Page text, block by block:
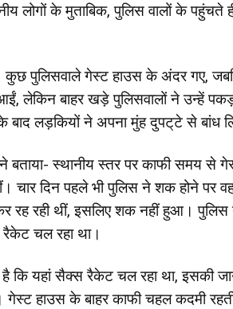
लोगों के मुताबिक, पुलिस वालों के
कुछ पुलिसवाले गेस्ट हाउस के अंदर गए,
लेकिन बाहर खड़े पुलिसवालों ने उन्हें
बाद लड़कियों ने अपना मुंह दुपट्‌टे से बांध
बताया- स्थानीय स्तर पर काफी समय
चार दिन पहले भी पुलिस ने शक होने पर
रह रही थीं, इसलिए शक नहीं हुआ।
रैकेट चल रहा था।
है कि यहां सैक्स रैकेट चल रहा था, इसकी
हाउस के बाहर काफी चहल कदमी